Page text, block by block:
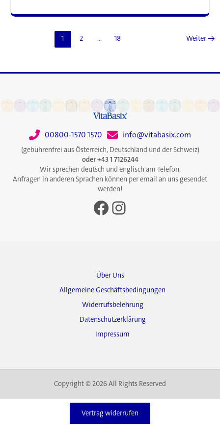
Sport?
Neurowissenschaft
die
lieben
wird
1 2 … 18 Weiter→
00800-1570 1570 info@vitabasix.com
(gebührenfrei aus Österreich, Deutschland und der Schweiz)
oder +43 1 7126244
Wir sprechen deutsch und englisch am Telefon.
Anfragen in anderen Sprachen können per email an uns gesendet
werden!
Facebook
Instagram
Über Uns
Allgemeine Geschäftsbedingungen
Widerrufsbelehrung
Datenschutzerklärung
Impressum
Copyright © 2026 All Rights Reserved
Vertrag widerrufen